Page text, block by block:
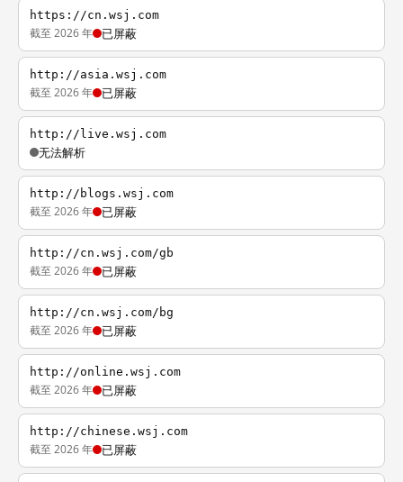
https://cn.wsj.com
截至 2026 年 已屏蔽
http://asia.wsj.com
截至 2026 年 已屏蔽
http://live.wsj.com
无法解析
http://blogs.wsj.com
截至 2026 年 已屏蔽
http://cn.wsj.com/gb
截至 2026 年 已屏蔽
http://cn.wsj.com/bg
截至 2026 年 已屏蔽
http://online.wsj.com
截至 2026 年 已屏蔽
http://chinese.wsj.com
截至 2026 年 已屏蔽